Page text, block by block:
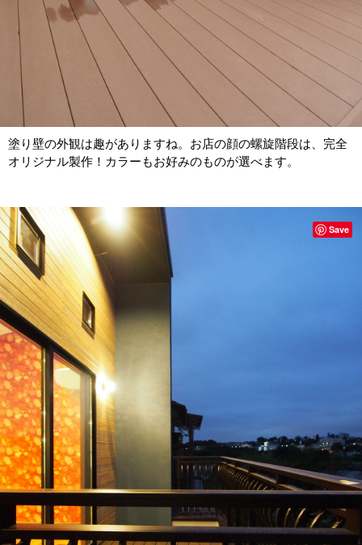
塗り壁の外観は趣がありますね。お店の顔の螺旋階段は、完全
オリジナル製作！カラーもお好みのものが選べます。
Save